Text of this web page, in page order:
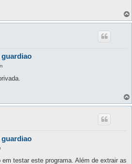
guardiao
guardiao
testar este programa. Além de extrair as